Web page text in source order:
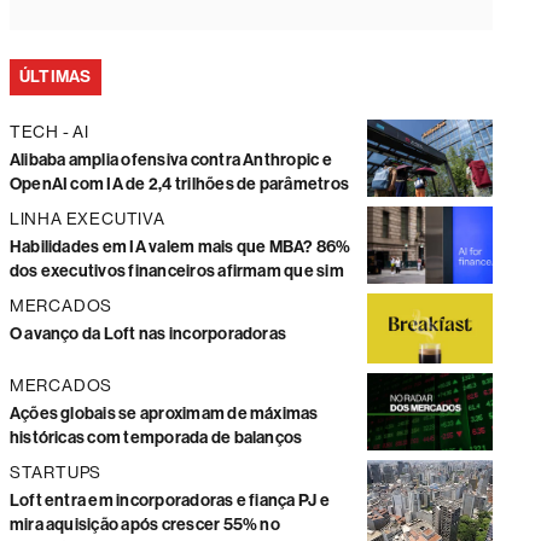
ÚLTIMAS
TECH - AI
Alibaba amplia ofensiva contra Anthropic e
OpenAI com IA de 2,4 trilhões de parâmetros
LINHA EXECUTIVA
Habilidades em IA valem mais que MBA? 86%
dos executivos financeiros afirmam que sim
MERCADOS
O avanço da Loft nas incorporadoras
MERCADOS
Ações globais se aproximam de máximas
históricas com temporada de balanços
STARTUPS
Loft entra em incorporadoras e fiança PJ e
mira aquisição após crescer 55% no